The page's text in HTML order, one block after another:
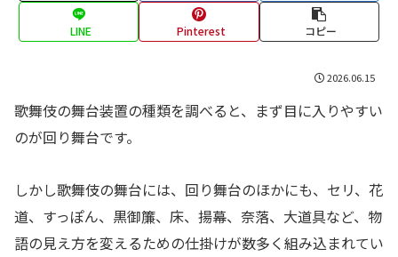
LINE Pinterest コピー
2026.06.15
歌舞伎の舞台装置の種類を調べると、まず目に入りやすい
のが回り舞台です。
しかし歌舞伎の舞台には、回り舞台のほかにも、セリ、花
道、すっぽん、黒御簾、床、揚幕、奈落、大道具など、物
語の見え方を変えるための仕掛けが数多く組み込まれてい